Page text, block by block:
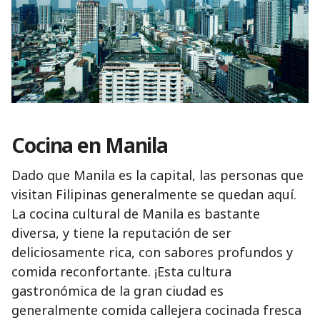
Cocina en Manila
Dado que Manila es la capital, las personas que
visitan Filipinas generalmente se quedan aquí.
La cocina cultural de Manila es bastante
diversa, y tiene la reputación de ser
deliciosamente rica, con sabores profundos y
comida reconfortante. ¡Esta cultura
gastronómica de la gran ciudad es
generalmente comida callejera cocinada fresca